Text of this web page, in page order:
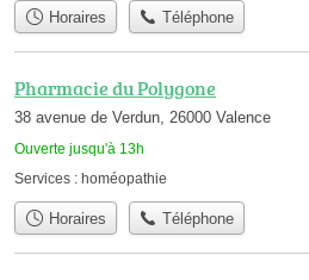
Horaires Téléphone
Pharmacie du Polygone
38 avenue de Verdun, 26000 Valence
Ouverte jusqu'à 13h
Services : homéopathie
Horaires Téléphone